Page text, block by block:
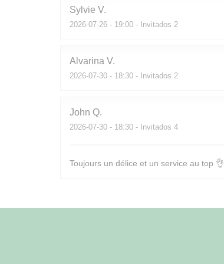
Sylvie V
2026-07-26 - 19:00 - Invitados 2
Alvarina V
2026-07-30 - 18:30 - Invitados 2
John Q
2026-07-30 - 18:30 - Invitados 4
Toujours un délice et un service au top 👌